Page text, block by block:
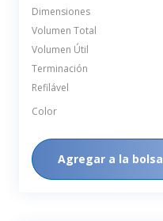
Dimensiones
Volumen Total
Volumen Útil
Terminación
Refilável
Color
Agregar a la bolsa